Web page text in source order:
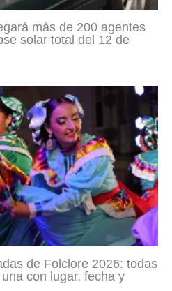
más de 200 agentes
solar total del 12 de
de Folclore 2026: todas
con lugar, fecha y